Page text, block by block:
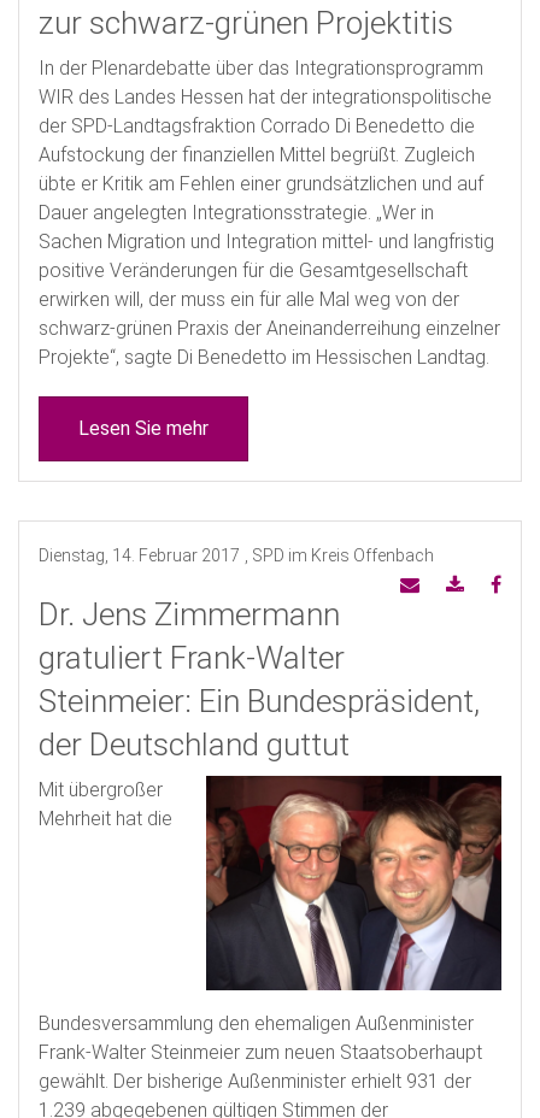
zur schwarz-grünen Projektitis
In der Plenardebatte über das Integrationsprogramm
WIR des Landes Hessen hat der integrationspolitische
der SPD-Landtagsfraktion Corrado Di Benedetto die
Aufstockung der finanziellen Mittel begrüßt. Zugleich
übte er Kritik am Fehlen einer grundsätzlichen und auf
Dauer angelegten Integrationsstrategie. „Wer in
Sachen Migration und Integration mittel- und langfristig
positive Veränderungen für die Gesamtgesellschaft
erwirken will, der muss ein für alle Mal weg von der
schwarz-grünen Praxis der Aneinanderreihung einzelner
Projekte“, sagte Di Benedetto im Hessischen Landtag.
Lesen Sie mehr
Dienstag, 14. Februar 2017 , SPD im Kreis Offenbach
Dr. Jens Zimmermann
gratuliert Frank-Walter
Steinmeier: Ein Bundespräsident,
der Deutschland guttut
Mit übergroßer
Mehrheit hat die
Bundesversammlung den ehemaligen Außenminister
Frank-Walter Steinmeier zum neuen Staatsoberhaupt
gewählt. Der bisherige Außenminister erhielt 931 der
1.239 abgegebenen gültigen Stimmen der